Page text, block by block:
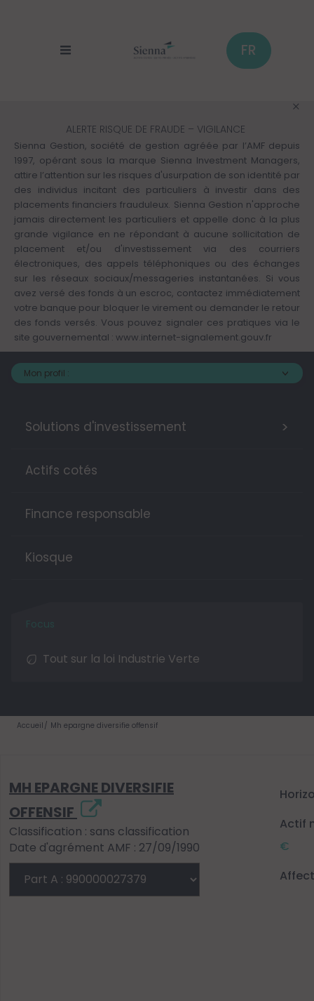
FR
ALERTE RISQUE DE FRAUDE – VIGILANCE
Sienna Gestion, société de gestion agréée par l’AMF depuis
1997, opérant sous la marque Sienna Investment Managers,
attire l’attention sur les risques d'usurpation de son identité par
des individus incitant des particuliers à investir dans des
placements financiers frauduleux. Sienna Gestion n'approche
jamais directement les particuliers et appelle donc à la plus
grande vigilance en ne répondant à aucune sollicitation de
placement et/ou d'investissement via des courriers
électroniques, des appels téléphoniques ou des échanges
sur les réseaux sociaux/messageries instantanées. Si vous
avez versé des fonds à un escroc, contactez immédiatement
votre banque pour bloquer le virement ou demander le retour
des fonds versés. Vous pouvez signaler ces pratiques via le
site gouvernemental : www.internet-signalement.gouv.fr
Mon profil :
Solutions d'investissement >
Actifs cotés
Finance responsable
Kiosque
Tout sur la loi Industrie Verte
Accueil Mh epargne diversifie offensif
MH EPARGNE DIVERSIFIE
OFFENSIF
Classification : sans classification
Date d'agrément AMF : 27/09/1990
Actif
€